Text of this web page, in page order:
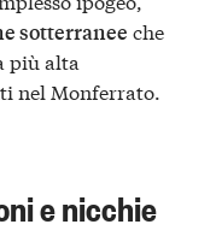
sotterranee che
più alta
nel Monferrato.
e nicchie